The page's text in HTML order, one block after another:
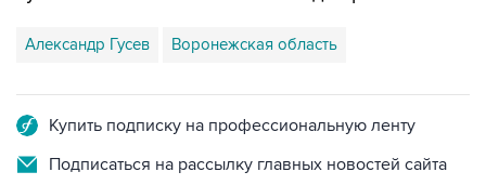
Александр Гусев Воронежская область
Купить подписку на профессиональную ленту
Подписаться на рассылку главных новостей сайта